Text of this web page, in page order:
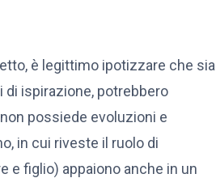
è legittimo ipotizzare che sia
di ispirazione, potrebbero
possiede evoluzioni e
in cui riveste il ruolo di
e figlio) appaiono anche in un